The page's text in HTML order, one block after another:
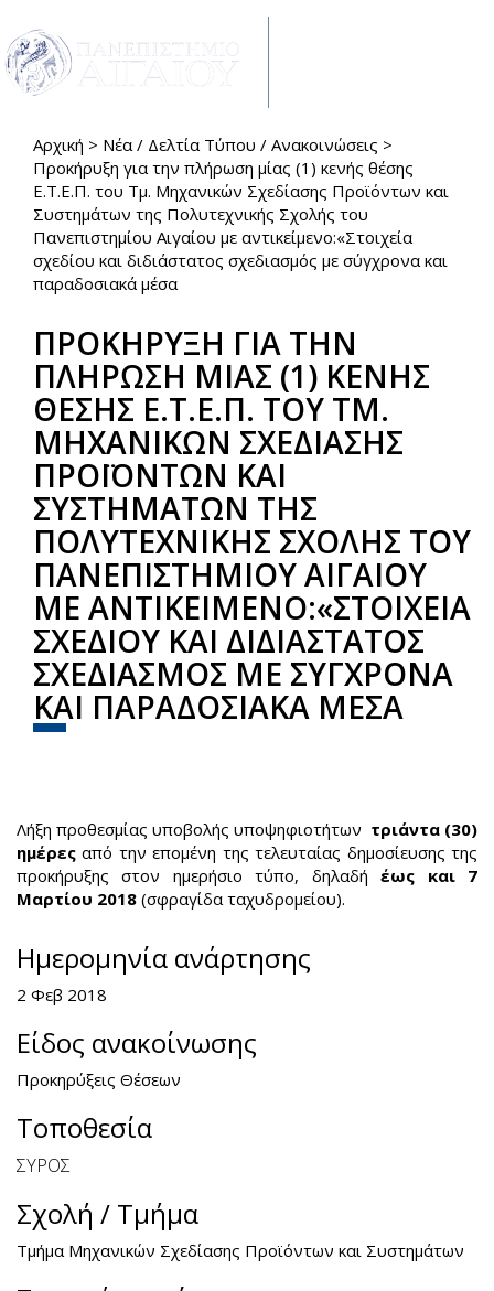
Παράκαμψη προς το κυρίως περιεχόμενο
Είστε εδώ
Αρχική > Νέα / Δελτία Τύπου / Ανακοινώσεις >
Προκήρυξη για την πλήρωση μίας (1) κενής θέσης
Ε.Τ.Ε.Π. του Τμ. Μηχανικών Σχεδίασης Προϊόντων και
Συστημάτων της Πολυτεχνικής Σχολής του
Πανεπιστημίου Αιγαίου με αντικείμενο:«Στοιχεία
σχεδίου και διδιάστατος σχεδιασμός με σύγχρονα και
παραδοσιακά μέσα
ΠΡΟΚΗΡΥΞΗ ΓΙΑ ΤΗΝ
ΠΛΗΡΩΣΗ ΜΙΑΣ (1) ΚΕΝΗΣ
ΘΕΣΗΣ Ε.Τ.Ε.Π. ΤΟΥ ΤΜ.
ΜΗΧΑΝΙΚΩΝ ΣΧΕΔΙΑΣΗΣ
ΠΡΟΪΟΝΤΩΝ ΚΑΙ
ΣΥΣΤΗΜΑΤΩΝ ΤΗΣ
ΠΟΛΥΤΕΧΝΙΚΗΣ ΣΧΟΛΗΣ ΤΟΥ
ΠΑΝΕΠΙΣΤΗΜΙΟΥ ΑΙΓΑΙΟΥ
ΜΕ ΑΝΤΙΚΕΙΜΕΝΟ:«ΣΤΟΙΧΕΙΑ
ΣΧΕΔΙΟΥ ΚΑΙ ΔΙΔΙΑΣΤΑΤΟΣ
ΣΧΕΔΙΑΣΜΟΣ ΜΕ ΣΥΓΧΡΟΝΑ
ΚΑΙ ΠΑΡΑΔΟΣΙΑΚΑ ΜΕΣΑ
Λήξη προθεσμίας υποβολής υποψηφιοτήτων τριάντα (30)
ημέρεςαπό την επομένη της τελευταίας δημοσίευσης της
προκήρυξης στον ημερήσιο τύπο, δηλαδήέως και 7
Μαρτίου 2018 (σφραγίδα ταχυδρομείου).
Ημερομηνία ανάρτησης
2 Φεβ 2018
Είδος ανακοίνωσης
Προκηρύξεις Θέσεων
Τοποθεσία
ΣΥΡΟΣ
Σχολή / Τμήμα
Τμήμα Μηχανικών Σχεδίασης Προϊόντων και Συστημάτων